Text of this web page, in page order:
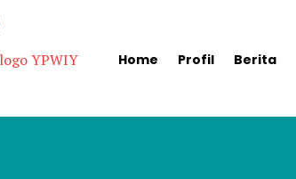
Home Profil Berita